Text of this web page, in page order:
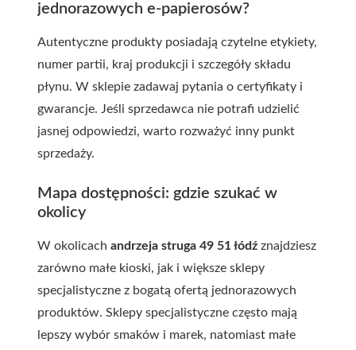
jednorazowych e-papierosów?
Autentyczne produkty posiadają czytelne etykiety,
numer partii, kraj produkcji i szczegóły składu
płynu. W sklepie zadawaj pytania o certyfikaty i
gwarancje. Jeśli sprzedawca nie potrafi udzielić
jasnej odpowiedzi, warto rozważyć inny punkt
sprzedaży.
Mapa dostępności: gdzie szukać w
okolicy
W okolicach andrzeja struga 49 51 łódź znajdziesz
zarówno małe kioski, jak i większe sklepy
specjalistyczne z bogatą ofertą jednorazowych
produktów. Sklepy specjalistyczne często mają
lepszy wybór smaków i marek, natomiast małe